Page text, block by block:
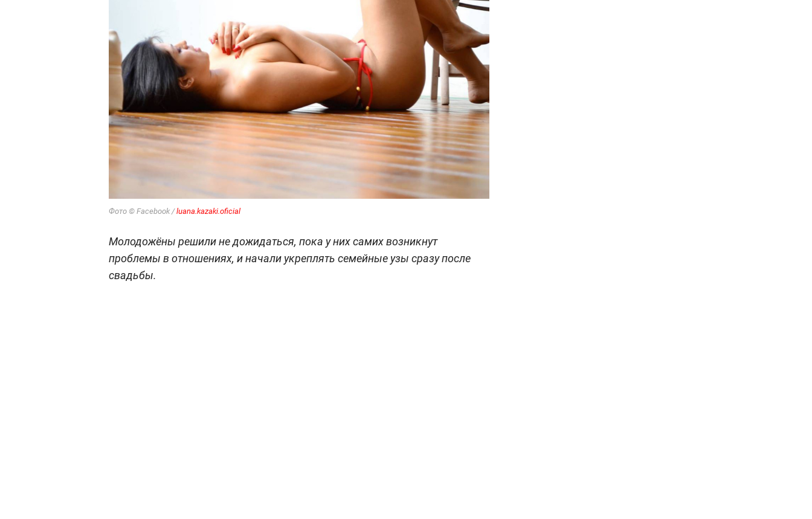
Фото © Facebook /luana.kazaki.oficial
Молодожёны решили не дожидаться, пока у них самих возникнут
проблемы в отношениях, и начали укреплять семейные узы сразу после
свадьбы.